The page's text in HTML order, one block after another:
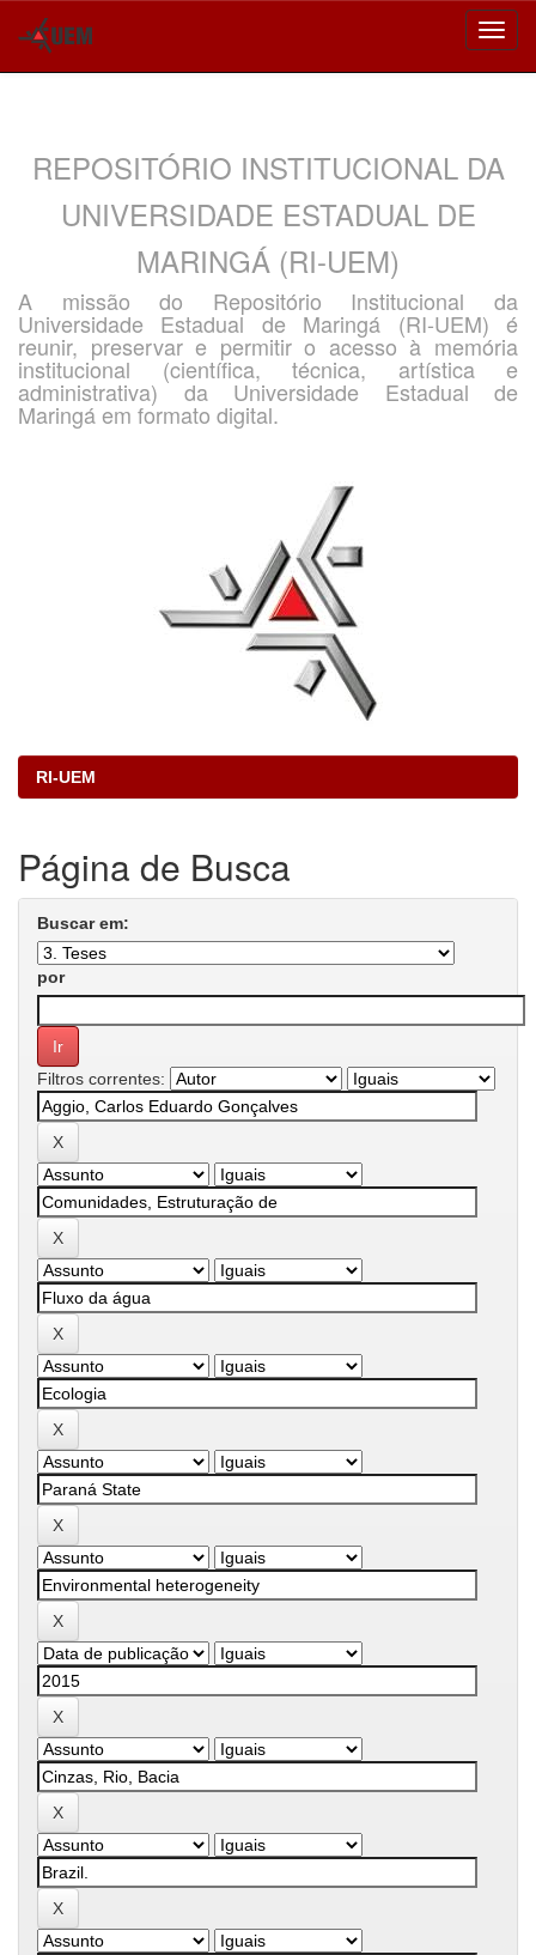
REPOSITÓRIO INSTITUCIONAL DA
UNIVERSIDADE ESTADUAL DE
MARINGÁ (RI-UEM)
A missão do Repositório Institucional da
Universidade Estadual de Maringá (RI-UEM) é
reunir, preservar e permitir o acesso à memória
institucional (científica, técnica, artística e
administrativa) da Universidade Estadual de
Maringá em formato digital.
RI-UEM
Página de Busca
Buscar em:
por
Filtros correntes: